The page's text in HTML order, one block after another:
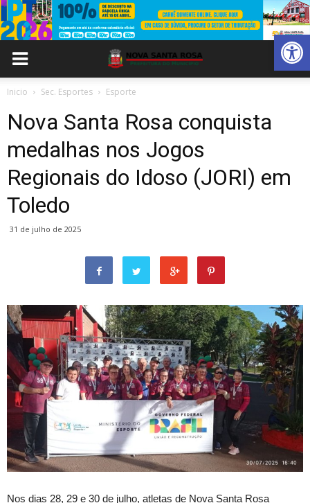
Abrir
Inicio Sec. Esportes Esporte
Nova Santa Rosa conquista
medalhas nos Jogos
Regionais do Idoso (JORI) em
Toledo
31 de julho de 2025
Nos dias 28, 29 e 30 de julho, atletas de Nova Santa Rosa